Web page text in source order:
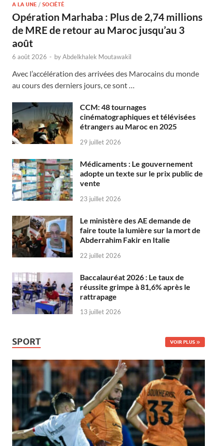
A LA UNE / SOCIÉTÉ
Opération Marhaba : Plus de 2,74 millions
de MRE de retour au Maroc jusqu’au 3
août
6 août 2026 - byAbdelkhalek Moutawakil
Avec l’accélération des arrivées des Marocains du monde
au cours des derniers jours, ce sont …
CCM: 48 tournages
cinématographiques et télévisées
étrangers au Maroc en 2025
29 juillet 2026
Médicaments : Le gouvernement
adopte un texte sur le prix public de
vente
23 juillet 2026
Le ministère des AE demande de
faire toute la lumière sur la mort de
Abderrahim Fakir en Italie
22 juillet 2026
Baccalauréat 2026 : Le taux de
réussite grimpe à 81,6% après le
rattrapage
13 juillet 2026
SPORT VOIR PLUS